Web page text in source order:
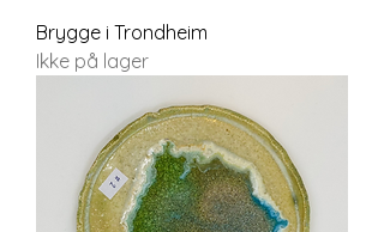
Brygge i Trondheim
Ikke på lager